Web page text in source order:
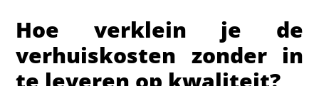
Hoe verklein je de
verhuiskosten zonder in